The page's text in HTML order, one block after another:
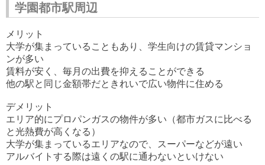
学園都市駅周辺
メリット
大学が集まっていることもあり、学生向けの賃貸マンショ
ンが多い
賃料が安く、毎月の出費を抑えることができる
他の駅と同じ金額帯だときれいで広い物件に住める
デメリット
エリア的にプロパンガスの物件が多い（都市ガスに比べる
と光熱費が高くなる）
大学が集まっているエリアなので、スーパーなどが遠い
アルバイトする際は遠くの駅に通わないといけない